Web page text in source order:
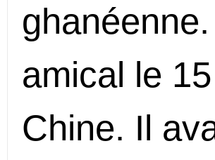
ghanéenne.
amical le
Chine. Il